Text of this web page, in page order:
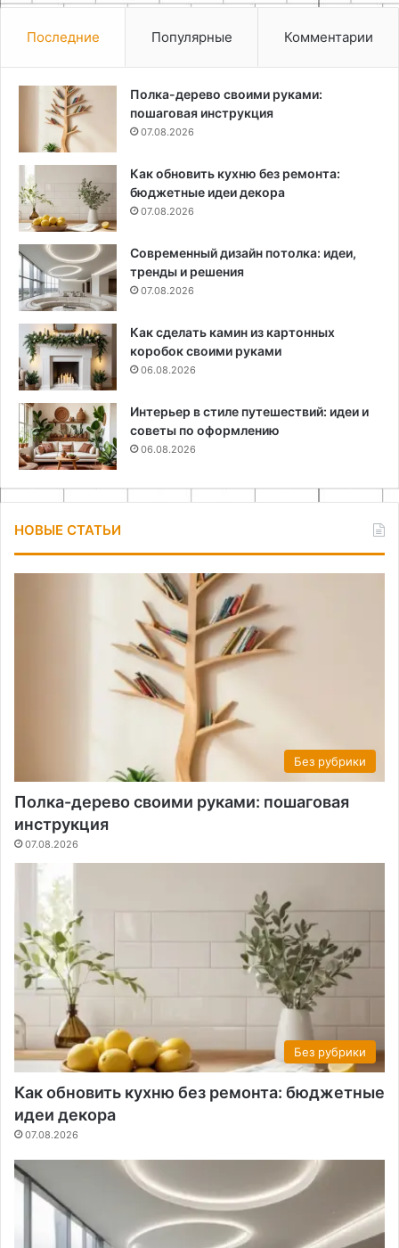
Последние Популярные Комментарии
Полка-дерево своими руками:
пошаговая инструкция
07.08.2026
Как обновить кухню без ремонта:
бюджетные идеи декора
07.08.2026
Современный дизайн потолка: идеи,
тренды и решения
07.08.2026
Как сделать камин из картонных
коробок своими руками
06.08.2026
Интерьер в стиле путешествий: идеи и
советы по оформлению
06.08.2026
НОВЫЕ СТАТЬИ
Без рубрики
Полка-дерево своими руками: пошаговая
инструкция
07.08.2026
Без рубрики
Как обновить кухню без ремонта: бюджетные
идеи декора
07.08.2026